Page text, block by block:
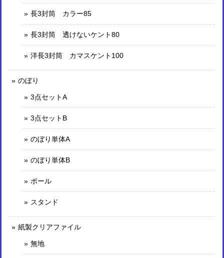
長3封筒 カラー85
長3封筒 透けないケント80
洋長3封筒 カマスケント100
のぼり
3点セットA
3点セットB
のぼり単体A
のぼり単体B
ポール
スタンド
紙製クリアファイル
無地